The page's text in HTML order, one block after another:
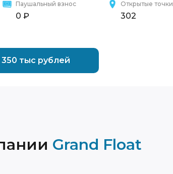
Открытые точки
302
Паушальный взнос
0 ₽
тыс рублей
Grand Float